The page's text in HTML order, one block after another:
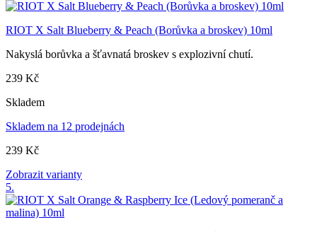
RIOT X Salt Blueberry & Peach (Borůvka a broskev) 10ml
Nakyslá borůvka a šťavnatá broskev s explozivní chutí.
239 Kč
Skladem
Skladem na 12 prodejnách
239 Kč
Zobrazit varianty
5.